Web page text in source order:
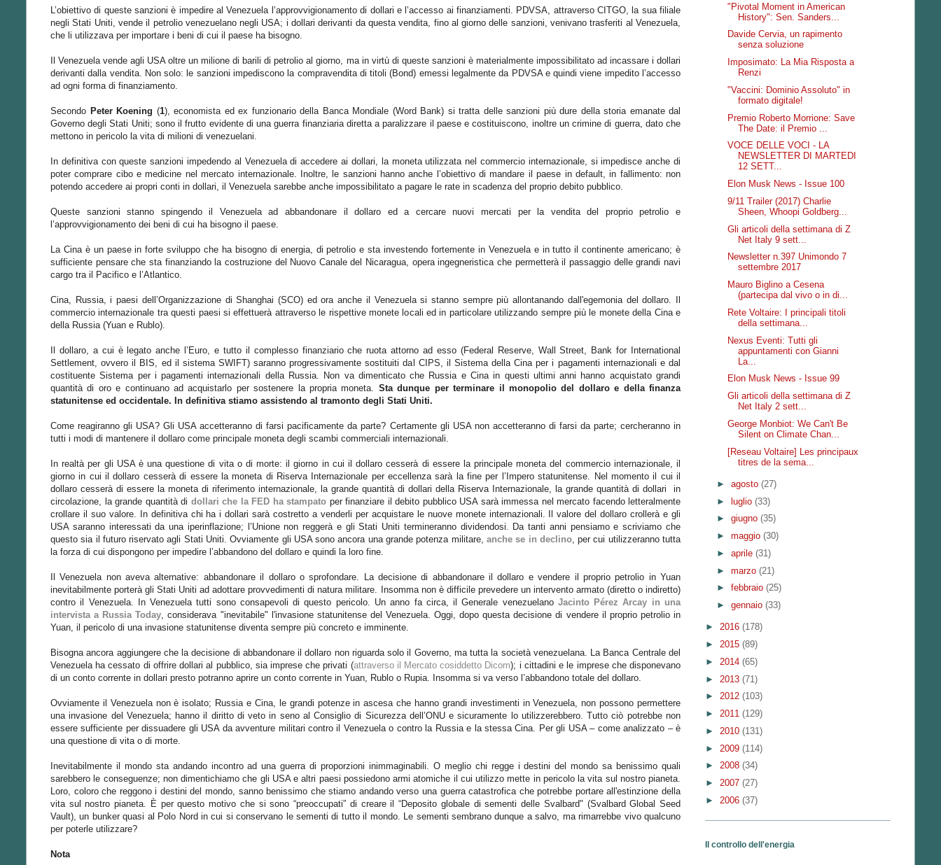
L’obiettivo di queste sanzioni è impedire al Venezuela l’approvvigionamento di dollari e l’accesso ai finanziamenti. PDVSA, attraverso CITGO, la sua filiale
negli Stati Uniti, vende il petrolio venezuelano negli USA; i dollari derivanti da questa vendita, fino al giorno delle sanzioni, venivano trasferiti al Venezuela,
che li utilizzava per importare i beni di cui il paese ha bisogno.
Il Venezuela vende agli USA oltre un milione di barili di petrolio al giorno, ma in virtù di queste sanzioni è materialmente impossibilitato ad incassare i dollari
derivanti dalla vendita. Non solo: le sanzioni impediscono la compravendita di titoli (Bond) emessi legalmente da PDVSA e quindi viene impedito l’accesso
ad ogni forma di finanziamento.
Secondo Peter Koening (1), economista ed ex funzionario della Banca Mondiale (Word Bank) si tratta delle sanzioni più dure della storia emanate dal
Governo degli Stati Uniti; sono il frutto evidente di una guerra finanziaria diretta a paralizzare il paese e costituiscono, inoltre un crimine di guerra, dato che
mettono in pericolo la vita di milioni di venezuelani.
In definitiva con queste sanzioni impedendo al Venezuela di accedere ai dollari, la moneta utilizzata nel commercio internazionale, si impedisce anche di
poter comprare cibo e medicine nel mercato internazionale. Inoltre, le sanzioni hanno anche l’obiettivo di mandare il paese in default, in fallimento: non
potendo accedere ai propri conti in dollari, il Venezuela sarebbe anche impossibilitato a pagare le rate in scadenza del proprio debito pubblico.
Queste sanzioni stanno spingendo il Venezuela ad abbandonare il dollaro ed a cercare nuovi mercati per la vendita del proprio petrolio e
l’approvvigionamento dei beni di cui ha bisogno il paese.
La Cina è un paese in forte sviluppo che ha bisogno di energia, di petrolio e sta investendo fortemente in Venezuela e in tutto il continente americano; è
sufficiente pensare che sta finanziando la costruzione del Nuovo Canale del Nicaragua, opera ingegneristica che permetterà il passaggio delle grandi navi
cargo tra il Pacifico e l’Atlantico.
Cina, Russia, i paesi dell’Organizzazione di Shanghai (SCO) ed ora anche il Venezuela si stanno sempre più allontanando dall'egemonia del dollaro. Il
commercio internazionale tra questi paesi si effettuerà attraverso le rispettive monete locali ed in particolare utilizzando sempre più le monete della Cina e
della Russia (Yuan e Rublo).
Il dollaro, a cui è legato anche l’Euro, e tutto il complesso finanziario che ruota attorno ad esso (Federal Reserve, Wall Street, Bank for International
Settlement, ovvero il BIS, ed il sistema SWIFT) saranno progressivamente sostituiti dal CIPS, il Sistema della Cina per i pagamenti internazionali e dal
costituente Sistema per i pagamenti internazionali della Russia. Non va dimenticato che Russia e Cina in questi ultimi anni hanno acquistato grandi
quantità di oro e continuano ad acquistarlo per sostenere la propria moneta. Sta dunque per terminare il monopolio del dollaro e della finanza
statunitense ed occidentale. In definitiva stiamo assistendo al tramonto degli Stati Uniti.
Come reagiranno gli USA? Gli USA accetteranno di farsi pacificamente da parte? Certamente gli USA non accetteranno di farsi da parte; cercheranno in
tutti i modi di mantenere il dollaro come principale moneta degli scambi commerciali internazionali.
In realtà per gli USA è una questione di vita o di morte: il giorno in cui il dollaro cesserà di essere la principale moneta del commercio internazionale, il
giorno in cui il dollaro cesserà di essere la moneta di Riserva Internazionale per eccellenza sarà la fine per l’Impero statunitense. Nel momento il cui il
dollaro cesserà di essere la moneta di riferimento internazionale, la grande quantità di dollari della Riserva Internazionale, la grande quantità di dollari in
circolazione, la grande quantità di dollari che la FED ha stampato per finanziare il debito pubblico USA sarà immessa nel mercato facendo letteralmente
crollare il suo valore. In definitiva chi ha i dollari sarà costretto a venderli per acquistare le nuove monete internazionali. Il valore del dollaro crollerà e gli
USA saranno interessati da una iperinflazione; l’Unione non reggerà e gli Stati Uniti termineranno dividendosi. Da tanti anni pensiamo e scriviamo che
questo sia il futuro riservato agli Stati Uniti. Ovviamente gli USA sono ancora una grande potenza militare, anche se in declino, per cui utilizzeranno tutta
la forza di cui dispongono per impedire l’abbandono del dollaro e quindi la loro fine.
Il Venezuela non aveva alternative: abbandonare il dollaro o sprofondare. La decisione di abbandonare il dollaro e vendere il proprio petrolio in Yuan
inevitabilmente porterà gli Stati Uniti ad adottare provvedimenti di natura militare. Insomma non è difficile prevedere un intervento armato (diretto o indiretto)
contro il Venezuela. In Venezuela tutti sono consapevoli di questo pericolo. Un anno fa circa, il Generale venezuelano Jacinto Pérez Arcay in una
intervista a Russia Today , considerava "inevitabile" l'invasione statunitense del Venezuela. Oggi, dopo questa decisione di vendere il proprio petrolio in
Yuan, il pericolo di una invasione statunitense diventa sempre più concreto e imminente.
Bisogna ancora aggiungere che la decisione di abbandonare il dollaro non riguarda solo il Governo, ma tutta la società venezuelana. La Banca Centrale del
Venezuela ha cessato di offrire dollari al pubblico, sia imprese che privati (attraverso il Mercato cosiddetto Dicom); i cittadini e le imprese che disponevano
di un conto corrente in dollari presto potranno aprire un conto corrente in Yuan, Rublo o Rupia. Insomma si va verso l’abbandono totale del dollaro.
Ovviamente il Venezuela non è isolato; Russia e Cina, le grandi potenze in ascesa che hanno grandi investimenti in Venezuela, non possono permettere
una invasione del Venezuela; hanno il diritto di veto in seno al Consiglio di Sicurezza dell’ONU e sicuramente lo utilizzerebbero. Tutto ciò potrebbe non
essere sufficiente per dissuadere gli USA da avventure militari contro il Venezuela o contro la Russia e la stessa Cina. Per gli USA – come analizzato – è
una questione di vita o di morte.
Inevitabilmente il mondo sta andando incontro ad una guerra di proporzioni inimmaginabili. O meglio chi regge i destini del mondo sa benissimo quali
sarebbero le conseguenze; non dimentichiamo che gli USA e altri paesi possiedono armi atomiche il cui utilizzo mette in pericolo la vita sul nostro pianeta.
Loro, coloro che reggono i destini del mondo, sanno benissimo che stiamo andando verso una guerra catastrofica che potrebbe portare all'estinzione della
vita sul nostro pianeta. È per questo motivo che si sono “preoccupati” di creare il “Deposito globale di sementi delle Svalbard" (Svalbard Global Seed
Vault), un bunker quasi al Polo Nord in cui si conservano le sementi di tutto il mondo. Le sementi sembrano dunque a salvo, ma rimarrebbe vivo qualcuno
per poterle utilizzare?
Nota
"Pivotal Moment in American
History": Sen. Sanders...
Davide Cervia, un rapimento
senza soluzione
Imposimato: La Mia Risposta a
Renzi
"Vaccini: Dominio Assoluto" in
formato digitale!
Premio Roberto Morrione: Save
The Date: il Premio ...
VOCE DELLE VOCI - LA
NEWSLETTER DI MARTEDI
12 SETT...
Elon Musk News - Issue 100
9/11 Trailer (2017) Charlie
Sheen, Whoopi Goldberg...
Gli articoli della settimana di Z
Net Italy 9 sett...
Newsletter n.397 Unimondo 7
settembre 2017
Mauro Biglino a Cesena
(partecipa dal vivo o in di...
Rete Voltaire: I principali titoli
della settimana...
Nexus Eventi: Tutti gli
appuntamenti con Gianni
La...
Elon Musk News - Issue 99
Gli articoli della settimana di Z
Net Italy 2 sett...
George Monbiot: We Can't Be
Silent on Climate Chan...
[Reseau Voltaire] Les principaux
titres de la sema...
► agosto (27)
► luglio (33)
► giugno (35)
► maggio (30)
► aprile (31)
► marzo (21)
► febbraio (25)
► gennaio (33)
► 2016 (178)
► 2015 (89)
► 2014 (65)
► 2013 (71)
► 2012 (103)
► 2011 (129)
► 2010 (131)
► 2009 (114)
► 2008 (34)
► 2007 (27)
► 2006 (37)
Il controllo dell'energia